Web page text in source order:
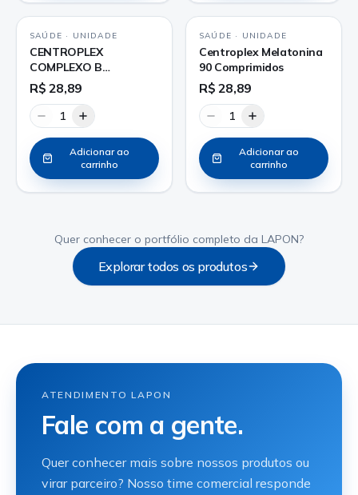
SAÚDE · UNIDADE
CENTROPLEX
COMPLEXO B
COMPRIMIDO
R$ 28,89
1
Adicionar ao
carrinho
SAÚDE · UNIDADE
Centroplex Melatonina
90 Comprimidos
R$ 28,89
1
Adicionar ao
carrinho
Quer conhecer o portfólio completo da LAPON?
Explorar todos os produtos
ATENDIMENTO LAPON
Fale com a gente.
Quer conhecer mais sobre nossos produtos ou
virar parceiro? Nosso time comercial responde